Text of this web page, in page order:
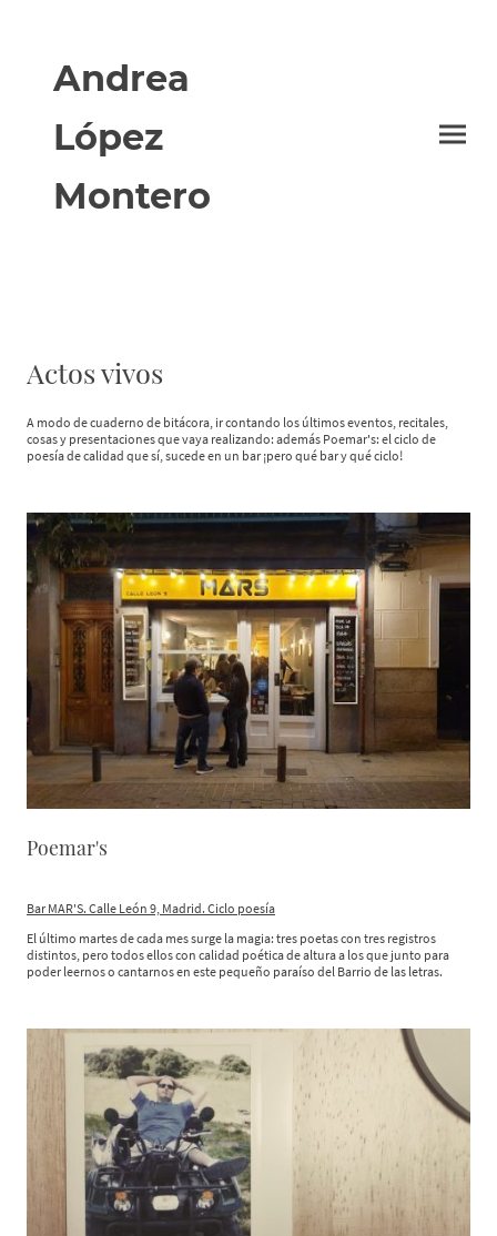
Andrea
López
Montero
Actos vivos
A modo de cuaderno de bitácora, ir contando los últimos eventos, recitales,
cosas y presentaciones que vaya realizando: además Poemar's: el ciclo de
poesía de calidad que sí, sucede en un bar ¡pero qué bar y qué ciclo!
Poemar's
Bar MAR'S. Calle León 9, Madrid. Ciclo poesía
El último martes de cada mes surge la magia: tres poetas con tres registros
distintos, pero todos ellos con calidad poética de altura a los que junto para
poder leernos o cantarnos en este pequeño paraíso del Barrio de las letras.